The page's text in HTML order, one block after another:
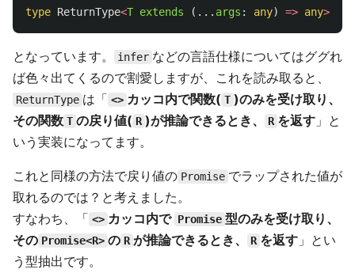
type ReturnType<T extends (... args : any) => any>
となっています。 infer などの言語仕様についてはググれ
ば色々出てくるので割愛しますが、これを読み取ると、
ReturnType は「 <> カッコ内で関数( T )のみを受け取り、
その関数 T の戻り値( R )が推論できるとき、 R を返す 」と
いう実装になってます。
これと同様の方法で戻り値の Promise でラップされた値が
取れるのでは？と考えました。
すなわち、「 <> カッコ内で Promise 型のみを受け取り、
その Promise<R> の R が推論できるとき、 R を返す 」とい
う型抽出です。